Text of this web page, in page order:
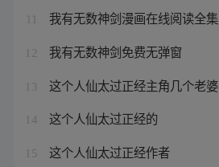
我有无数神剑漫画在线阅读全集
12 我有无数神剑免费无弹窗
13 这个人仙太过正经主角几个老婆
14 这个人仙太过正经的
15 这个人仙太过正经作者